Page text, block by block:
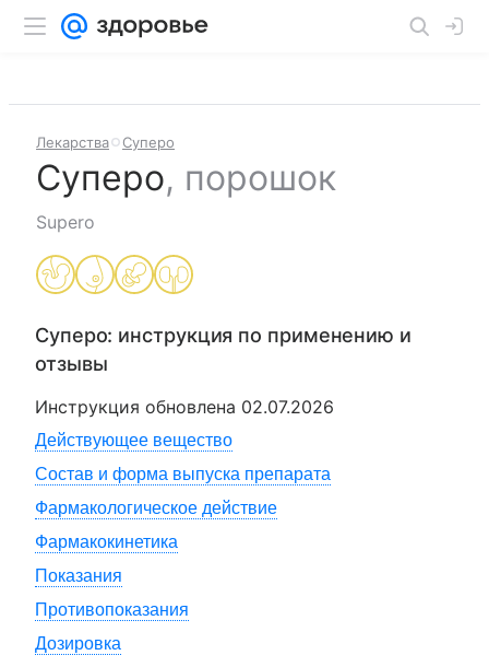
Лекарства Суперо
Суперо, порошок
Supero
Суперо: инструкция по применению и
отзывы
Инструкция обновлена 02.07.2026
Действующее вещество
Состав и форма выпуска препарата
Фармакологическое действие
Фармакокинетика
Показания
Противопоказания
Дозировка